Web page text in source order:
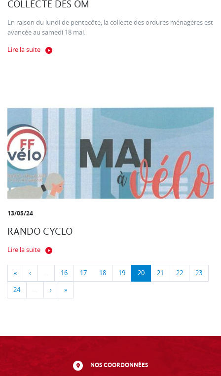
COLLECTE DES OM
En raison du lundi de pentecôte, la collecte des ordures ménagères est
avancée au samedi 18 mai.
Lire la suite
13/05/24
RANDO CYCLO
Lire la suite
« ‹ … 16 17 18 19 20 21 22 23
24 … › »
NOS COORDONNÉES